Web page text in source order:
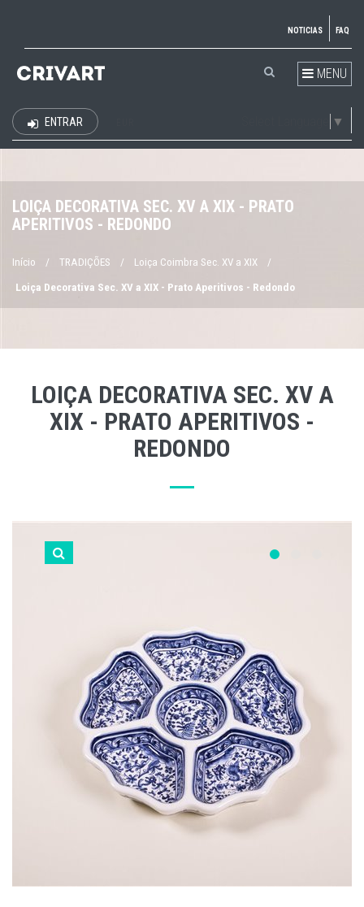
NOTICIAS FAQ
MENU
▼
ENTRAR
LOIÇA DECORATIVA SEC. XV A XIX - PRATO
APERITIVOS - REDONDO
Início / TRADIÇÕES / Loiça Coimbra Sec. XV a XIX /
Loiça Decorativa Sec. XV a XIX - Prato Aperitivos - Redondo
LOIÇA DECORATIVA SEC. XV A
XIX - PRATO APERITIVOS -
REDONDO